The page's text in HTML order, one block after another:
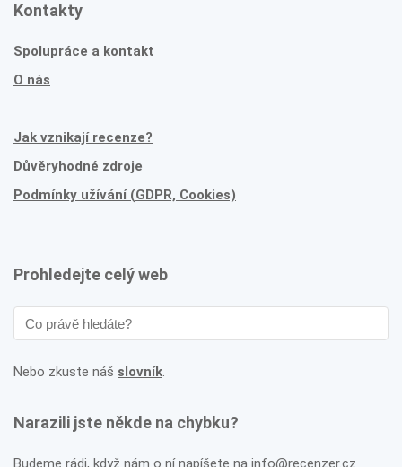
Kontakty
Spolupráce a kontakt
O nás
Jak vznikají recenze?
Důvěryhodné zdroje
Podmínky užívání (GDPR, Cookies)
Prohledejte celý web
Nebo zkuste náš slovník.
Narazili jste někde na chybku?
Budeme rádi, když nám o ní napíšete na info@recenzer.cz